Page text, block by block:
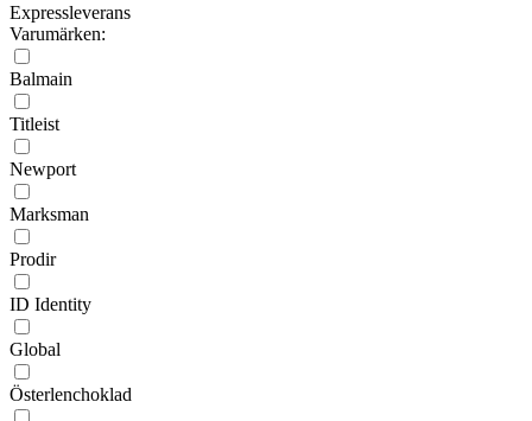
Expressleverans
Varumärken:
Balmain
Titleist
Newport
Marksman
Prodir
ID Identity
Global
Österlenchoklad